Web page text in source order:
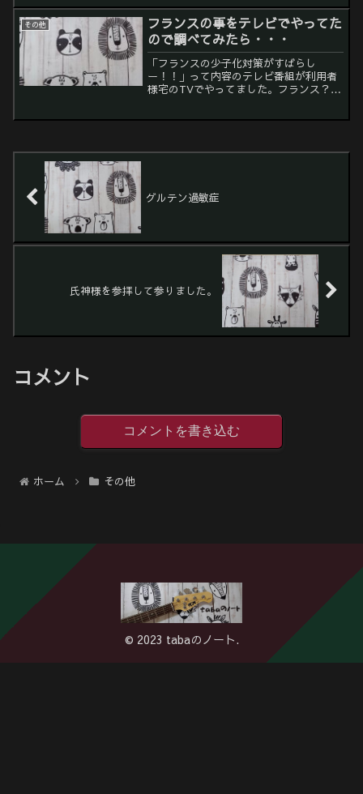
その他
フランスの事をテレビでやってた
ので調べてみたら・・・
「フランスの少子化対策がすばらし
ー！！」って内容のテレビ番組が利用者
様宅のTVでやってました。フランス？移
グルテン過敏症
氏神様を参拝して参りました。
コメント
コメントを書き込む
ホーム その他
© 2023 tabaのノート.